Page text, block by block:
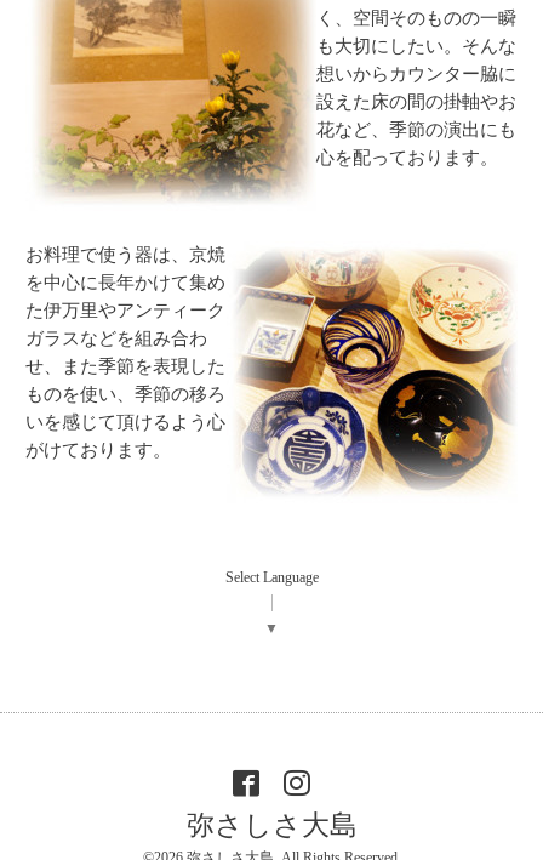
く、空間そのものの一瞬
も大切にしたい。そんな
想いからカウンター脇に
設えた床の間の掛軸やお
花など、季節の演出にも
心を配っております。
お料理で使う器は、京焼
を中心に長年かけて集め
た伊万里やアンティーク
ガラスなどを組み合わ
せ、また季節を表現した
ものを使い、季節の移ろ
いを感じて頂けるよう心
がけております。
Select Language
▼
弥さしさ大島